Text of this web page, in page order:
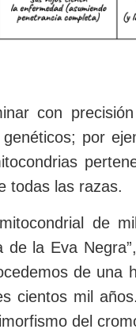
con
por
todas las razas.
de
de la Eva
de una
cientos mil
del